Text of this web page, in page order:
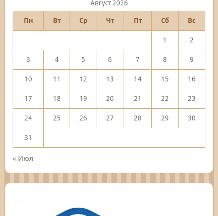
Август 2026
Пн
Вт Ср Чт Пт Сб Вс
1 2
3 4 5 6 7 8 9
10 11 12 13 14 15 16
17 18 19 20 21 22 23
24 25 26 27 28 29 30
31
« Июл